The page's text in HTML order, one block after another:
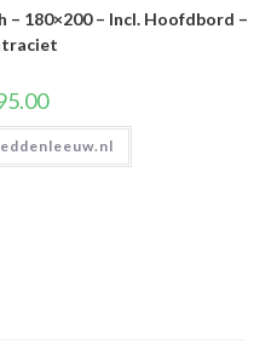
– 180×200 – Incl. Hoofdbord –